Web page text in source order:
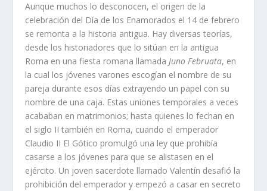
Aunque muchos lo desconocen, el origen de la
celebración del Día de los Enamorados el 14 de febrero
se remonta a la historia antigua. Hay diversas teorías,
desde los historiadores que lo sitúan en la antigua
Roma en una fiesta romana llamadaJuno Februata, en
la cual los jóvenes varones escogían el nombre de su
pareja durante esos días extrayendo un papel con su
nombre de una caja. Estas uniones temporales a veces
acababan en matrimonios; hasta quienes lo fechan en
el siglo II también en Roma, cuando el emperador
Claudio II El Gótico promulgó una ley que prohibía
casarse a los jóvenes para que se alistasen en el
ejército. Un joven sacerdote llamado Valentín desafió la
prohibición del emperador y empezó a casar en secreto